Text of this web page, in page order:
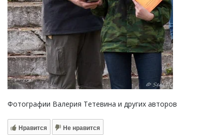
Фотографии Валерия Тетевина и других авторов
Нравится Не нравится